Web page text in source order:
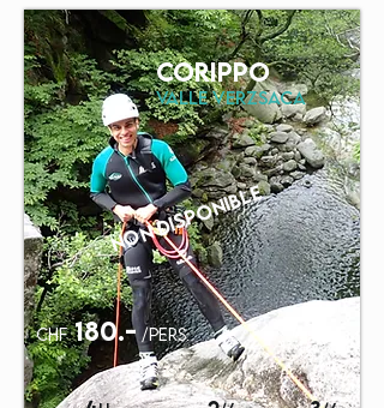
corippo
valle verzsaca
chf 180.- /pers.
non disponible